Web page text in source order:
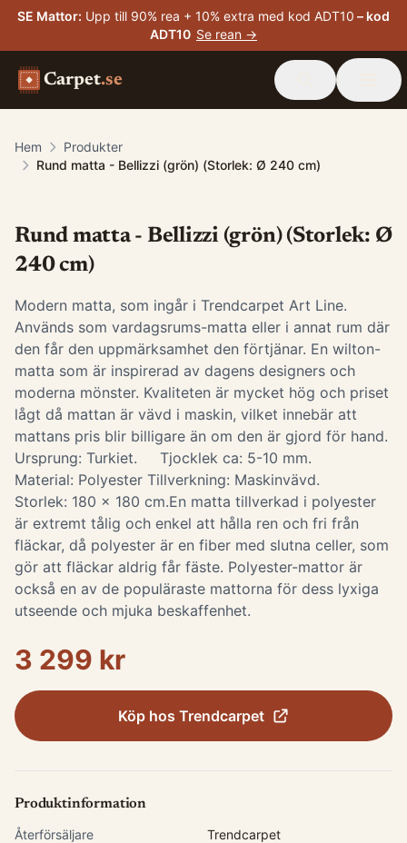
SE Mattor: Upp till 90% rea + 10% extra med kod ADT10 – kod
ADT10 Se rean →
Carpet.se
Hem
Produkter
Rund matta - Bellizzi (grön) (Storlek: Ø 240 cm)
Rund matta - Bellizzi (grön) (Storlek: Ø
240 cm)
Modern matta, som ingår i Trendcarpet Art Line.
Används som vardagsrums-matta eller i annat rum där
den får den uppmärksamhet den förtjänar. En wilton-
matta som är inspirerad av dagens designers och
moderna mönster. Kvaliteten är mycket hög och priset
lågt då mattan är vävd i maskin, vilket innebär att
mattans pris blir billigare än om den är gjord för hand.
Ursprung: Turkiet. Tjocklek ca: 5-10 mm.
Material: Polyester Tillverkning: Maskinvävd.
Storlek: 180 x 180 cm. ​ En matta tillverkad i polyester
är extremt tålig och enkel att hålla ren och fri från
fläckar, då polyester är en fiber med slutna celler, som
gör att fläckar aldrig får fäste. Polyester-mattor är
också en av de populäraste mattorna för dess lyxiga
utseende och mjuka beskaffenhet.
3 299 kr
Köp hos Trendcarpet
Produktinformation
Återförsäljare
Trendcarpet